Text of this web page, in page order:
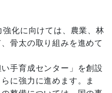
化に向けては、農業、林
骨太の取り組みを進めて
手育成センター」を創設
に強力に進めます。ま